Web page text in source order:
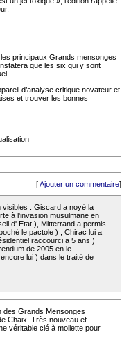
principaux Grands mensonges
que les six qui y sont
d’analyse critique novateur et
et trouver les bonnes
[Ajouter un commentaire]
: Giscard a noyé la
à l'invasion musulmane en
d' Etat ), Mitterrand a permis
le pactole ) , Chirac lui a
raccourci a 5 ans )
de 2005 en le
lui ) dans le traité de
des Grands Mensonges
Chaix. Très nouveau et
véritable clé à mollette pour